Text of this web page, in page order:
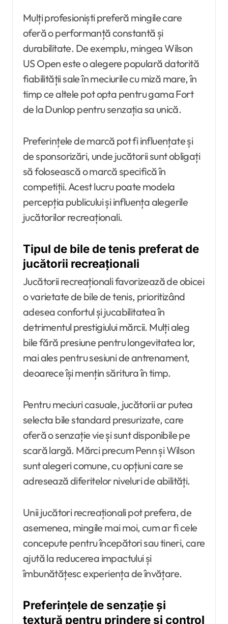
Mulți profesioniști preferă mingile care
oferă o performanță constantă și
durabilitate. De exemplu, mingea Wilson
US Open este o alegere populară datorită
fiabilității sale în meciurile cu miză mare, în
timp ce altele pot opta pentru gama Fort
de la Dunlop pentru senzația sa unică.
Preferințele de marcă pot fi influențate și
de sponsorizări, unde jucătorii sunt obligați
să folosească o marcă specifică în
competiții. Acest lucru poate modela
percepția publicului și influența alegerile
jucătorilor recreaționali.
Tipul de bile de tenis preferat de
jucătorii recreaționali
Jucătorii recreaționali favorizează de obicei
o varietate de bile de tenis, prioritizând
adesea confortul și jucabilitatea în
detrimentul prestigiului mărcii. Mulți aleg
bile fără presiune pentru longevitatea lor,
mai ales pentru sesiuni de antrenament,
deoarece își mențin săritura în timp.
Pentru meciuri casuale, jucătorii ar putea
selecta bile standard presurizate, care
oferă o senzație vie și sunt disponibile pe
scară largă. Mărci precum Penn și Wilson
sunt alegeri comune, cu opțiuni care se
adresează diferitelor niveluri de abilități.
Unii jucători recreaționali pot prefera, de
asemenea, mingile mai moi, cum ar fi cele
concepute pentru începători sau tineri, care
ajută la reducerea impactului și
îmbunătățesc experiența de învățare.
Preferințele de senzație și
textură pentru prindere și control